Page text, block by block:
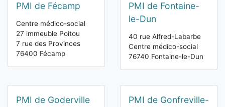
PMI de Fécamp
Centre médico-social
27 immeuble Poitou
7 rue des Provinces
76400 Fécamp
PMI de Fontaine-
le-Dun
40 rue Alfred-Labarbe
Centre médico-social
76740 Fontaine-le-Dun
PMI de Goderville
PMI de Gonfreville-